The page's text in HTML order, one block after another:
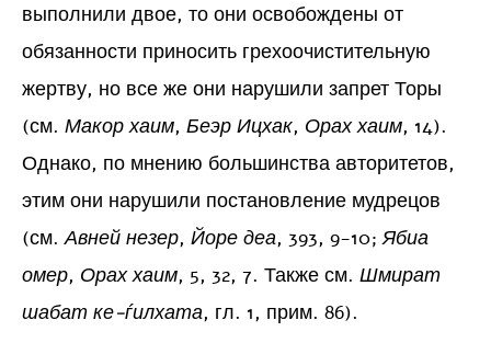
выполнили двое, то они освобождены от
обязанности приносить грехоочистительную
жертву, но все же они нарушили запрет Торы
(см. Макор хаим, Беэр Ицхак, Орах хаим, 14).
Однако, по мнению большинства авторитетов,
этим они нарушили постановление мудрецов
(см.Авней незер, Йоре деа, 393, 9-10;Ябиа
омер, Орах хаим, 5, 32, 7. Также см. Шмират
шабат ке-ѓилхата, гл. 1, прим. 86).